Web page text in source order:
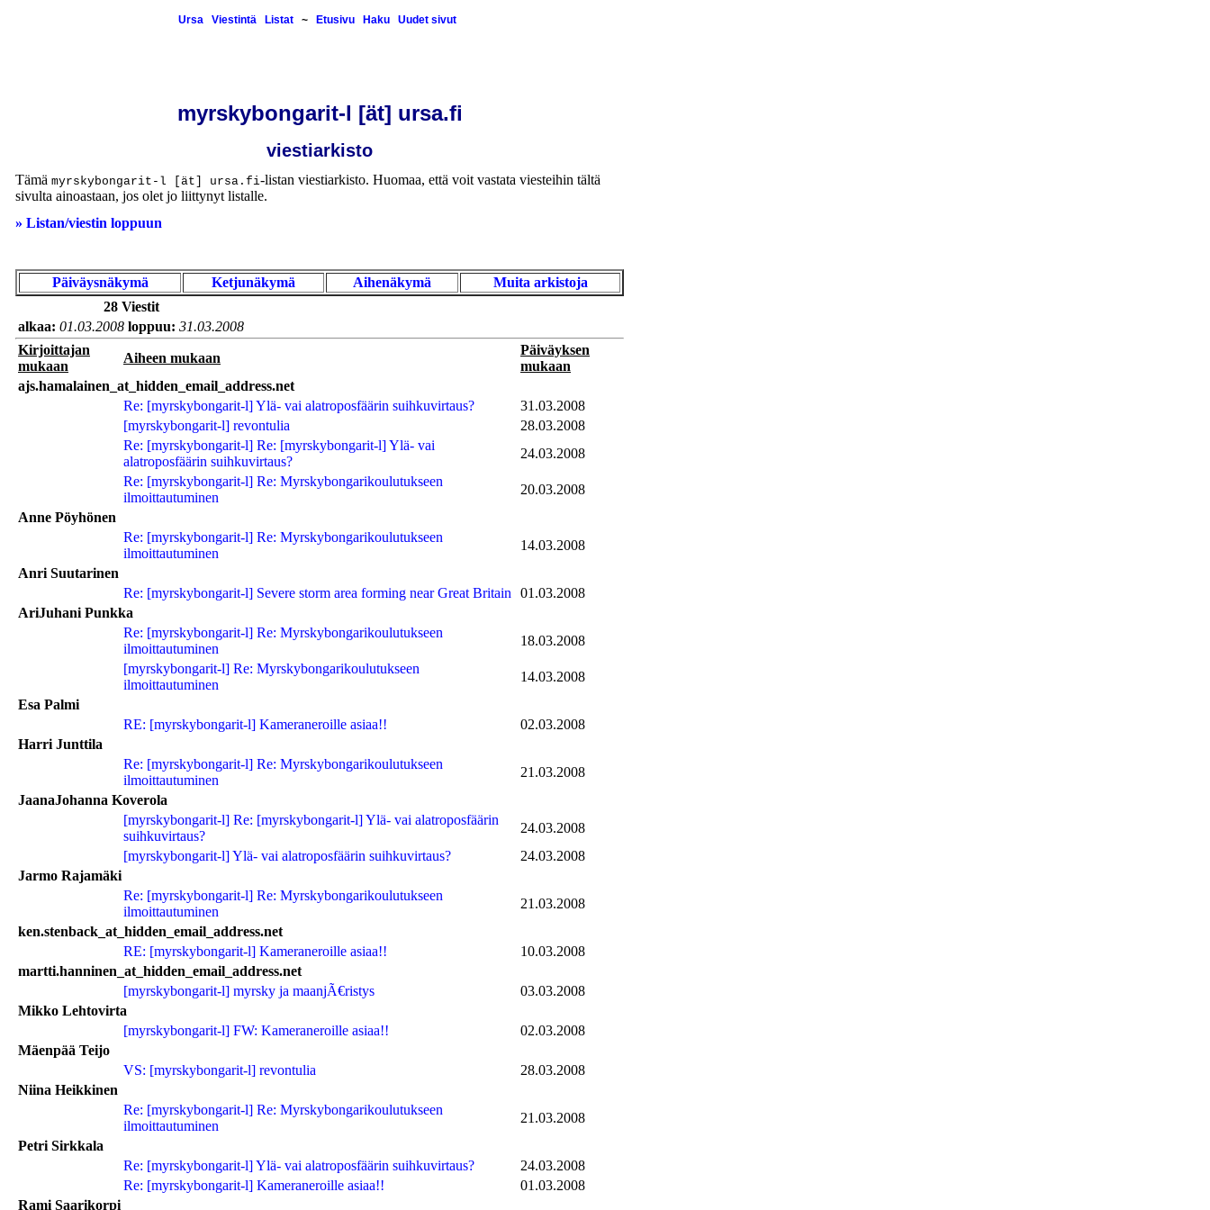
Ursa Viestintä Listat~ Etusivu Haku Uudet sivut
myrskybongarit-l [ät] ursa.fi
viestiarkisto
Tämä myrskybongarit-l [ät] ursa.fi-listan viestiarkisto. Huomaa, että voit vastata viesteihin tältä
sivulta ainoastaan, jos olet jo liittynyt listalle.
» Listan/viestin loppuun
Päiväysnäkymä Ketjunäkymä Aihenäkymä
Muita arkistoja
28 Viestit
alkaa: 01.03.2008 loppuu: 31.03.2008
Kirjoittajan
mukaan
Aiheen mukaan
Päiväyksen
mukaan
ajs.hamalainen_at_hidden_email_address.net
Re: [myrskybongarit-l] Ylä- vai alatroposfäärin suihkuvirtaus?
31.03.2008
[myrskybongarit-l] revontulia
28.03.2008
Re: [myrskybongarit-l] Re: [myrskybongarit-l] Ylä- vai
alatroposfäärin suihkuvirtaus?
24.03.2008
Re: [myrskybongarit-l] Re: Myrskybongarikoulutukseen
ilmoittautuminen
20.03.2008
Anne Pöyhönen
Re: [myrskybongarit-l] Re: Myrskybongarikoulutukseen
ilmoittautuminen
14.03.2008
Anri Suutarinen
Re: [myrskybongarit-l] Severe storm area forming near Great Britain
01.03.2008
AriJuhani Punkka
Re: [myrskybongarit-l] Re: Myrskybongarikoulutukseen
ilmoittautuminen
18.03.2008
[myrskybongarit-l] Re: Myrskybongarikoulutukseen
ilmoittautuminen
14.03.2008
Esa Palmi
RE: [myrskybongarit-l] Kameraneroille asiaa!!
02.03.2008
Harri Junttila
Re: [myrskybongarit-l] Re: Myrskybongarikoulutukseen
ilmoittautuminen
21.03.2008
JaanaJohanna Koverola
[myrskybongarit-l] Re: [myrskybongarit-l] Ylä- vai alatroposfäärin
suihkuvirtaus?
24.03.2008
[myrskybongarit-l] Ylä- vai alatroposfäärin suihkuvirtaus?
24.03.2008
Jarmo Rajamäki
Re: [myrskybongarit-l] Re: Myrskybongarikoulutukseen
ilmoittautuminen
21.03.2008
ken.stenback_at_hidden_email_address.net
RE: [myrskybongarit-l] Kameraneroille asiaa!!
10.03.2008
martti.hanninen_at_hidden_email_address.net
[myrskybongarit-l] myrsky ja maanjÃ€ristys
03.03.2008
Mikko Lehtovirta
[myrskybongarit-l] FW: Kameraneroille asiaa!!
02.03.2008
Mäenpää Teijo
VS: [myrskybongarit-l] revontulia
28.03.2008
Niina Heikkinen
Re: [myrskybongarit-l] Re: Myrskybongarikoulutukseen
ilmoittautuminen
21.03.2008
Petri Sirkkala
Re: [myrskybongarit-l] Ylä- vai alatroposfäärin suihkuvirtaus?
24.03.2008
Re: [myrskybongarit-l] Kameraneroille asiaa!!
01.03.2008
Rami Saarikorpi